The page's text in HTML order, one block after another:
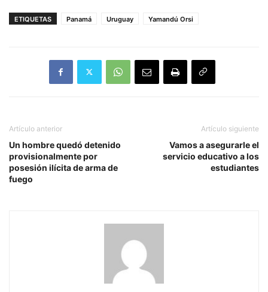
ETIQUETAS Panamá Uruguay Yamandú Orsi
Artículo anterior
Un hombre quedó detenido
provisionalmente por
posesión ilícita de arma de
fuego
Artículo siguiente
Vamos a asegurarle el
servicio educativo a los
estudiantes